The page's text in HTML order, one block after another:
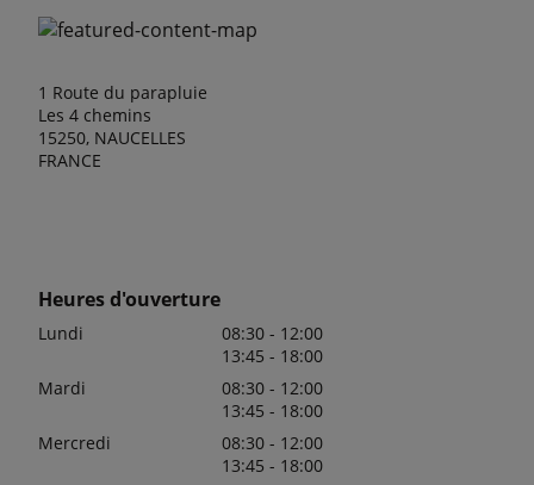
1 Route du parapluie
Les 4 chemins
15250, NAUCELLES
FRANCE
Heures d'ouverture
Lundi
08:30 - 12:00
13:45 - 18:00
Mardi
08:30 - 12:00
13:45 - 18:00
Mercredi
08:30 - 12:00
13:45 - 18:00